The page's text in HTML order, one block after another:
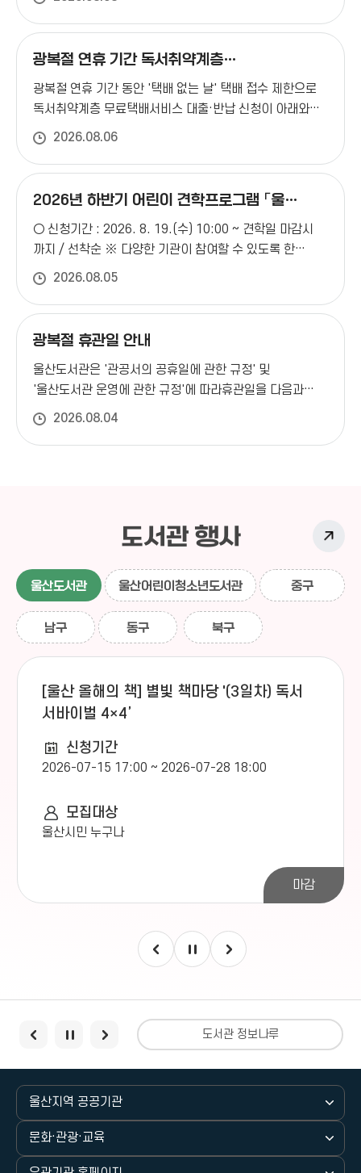
작은도서관
뜰에 작은도서관(사립)
엑소디움 작은도서관(사립)
작은도서관
남외푸르지오 문고(사립)
옹달샘 작은도서관(사립)
작은도서관
남외푸르지오 2차문고(사립)
밝은미래 작은도서관(사립)
작은도서관
작은도서관
꿈틀꿈틀 작은도서관(사립)
작은도서관
작은도서관
해오름 작은도서관(사립)
다난 작은도서관(공립)
작은도서관
부엉이 어린이 도서관(사립)
예술융합 좋은땅도서관(사립)
마제스타워 울산 작은도서관(사립)
약사아이파크 글샘도서관(사립)
작은도서관
로뎀작은도서관(사립)
지구촌작은도서관(사립)
단체(1계정 최대 4명)접수 가능※ 추가 명단 작성 시
로그인 한 사람을 포함하여 인원을 주세요.※ 참석이
어려우신 경우 반드시 수강 취소를 해주세요. 원활한
프로그램 운영과 정확한 당일 참석 인원 예측을 위해 꼭
필요한 사항이니 협조 부탁드립니다. ★ 방법: 비회원은
전화(052-229-6903), 회원은 울산도서관 홈페이지 →
○ 장 소 : 1층 대강당○ 신청기간 : 2026. 8. 14.(금)
17:00부터 ○ 신청방법 : 홈페이지 사전 접수(▶
독서문화행사 ▶행사신청) 울산도서관 > 독서문화행사 >
행사 신청○ 문 의 : 울산도서관 자료정책과(052-229-
6903)【유의사항】※ 공연 당일 주차장이 혼잡할 수
있습니다. 주차에 주의하시기 바랍니다(주차비 지원
단체접수 신청이 불가합니다.※ 참가 취소는 2일 전에는
해주시기 바랍니다.
광복절 연휴 기간 독서취약계층
무료택배서비스 일시 중지 안내
광복절 연휴 기간 동안 '택배 없는 날' 택배 접수 제한으로
독서취약계층 무료택배서비스 대출·반납 신청이 아래와
같이 일시 중지됨을 안내드리니 이용에 참고하시기
○ 접수마감 : 8. 11.(화) 14:00○ 접수재개 : 8. 19.(수)
예정 ※ 무료택배서비스로 대출 중인 도서는
반납예정일을 고려하여 접수마감일까지 반납신청 또는
재개일 이후 신청 바랍니다. ※ 일시 중지기간 내 반납을
원하실 경우 1층 어린이자료실로 가방 포함 직접 반납
가능합니다. ※ 택배사 사정에 따라 일정이 변동될 수
2026.08.06
2026년 하반기 어린이 견학프로그램 「울도
글벗 탐험대」 접수 안내
○ 신청기간 : 2026. 8. 19.(수) 10:00 ~ 견학일 마감시
까지 / 선착순 ※ 다양한 기관이 참여할 수 있도록 한
기관의 중복신청은 되도록 자제해주세요.
10인 이상 ~ 30인 이하(10인 미만 및 30인 초과시
담당자와 협의) ○ 운영기간 : 2026. 9. 9. ~ 12. 17.
운영시간 : 매주 수, 목 (1시간씩 2타임 운영)
오전 10:00 ~ 11:00, 2타임: 오후 11:00 ~ 12:00○
신청방법 : 울산도서관 > 참여마당> 견학신청(로그인
필수)○ 견학내용 : 수요일은 「울도 글벗 탐험대」,
취소는 신청일 일주일(7일) 전까지 가능
- 무단 취소 및
도서관 이용자에게 방해가 되지 않도록 도서관 이용예절
지도 부탁드립니다.○ 문의 : ☎052-229-6997
※
첨부파일 견학운영 안내문 참고
2026.08.05
광복절 휴관일 안내
울산도서관은 '관공서의 공휴일에 관한 규정' 및
'울산도서관 운영에 관한 규정'에 따라휴관일을 다음과
같이 안내드리니, 이용에 참고하시기 바랍니다.□ 휴관일:
2026.08.04
도서관 행사
울산도서관
[울산 올해의 책] 별빛 책마당 '(3일차) 독서
서바이벌 4×4’
신청기간
2026-07-15 17:00 ~ 2026-07-28 18:00
모집대상
울산시민 누구나
마감
울산어린이청소년도서관 중구
남구 동구 북구
건도서관 도서관 정보나루
울산지역 공공기관
문화·관광·교육